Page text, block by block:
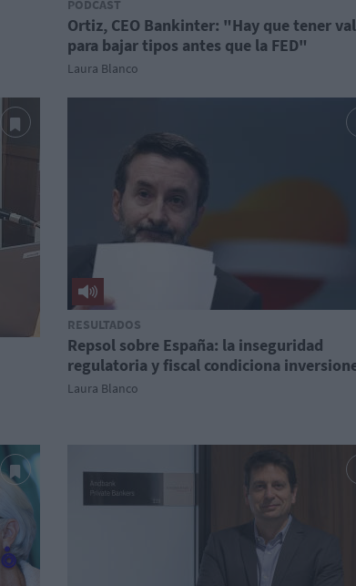
PODCAST
Ortiz, CEO Bankinter: "Hay que tener
para bajar tipos antes que la FED"
Laura Blanco
RESULTADOS
Repsol sobre España: la inseguridad
regulatoria y fiscal condiciona
Laura Blanco